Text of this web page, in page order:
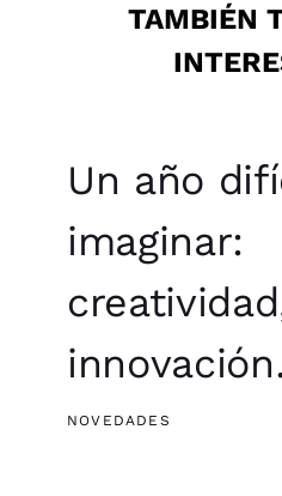
TAMBIÉN
Un año
imaginar:
NOVEDADES